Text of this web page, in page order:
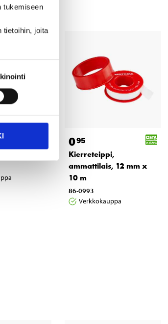
tukemiseen
tietoihin, joita
095
Kierreteippi,
ammattilais, 12 mm x
10 m
86-0993
Verkkokauppa